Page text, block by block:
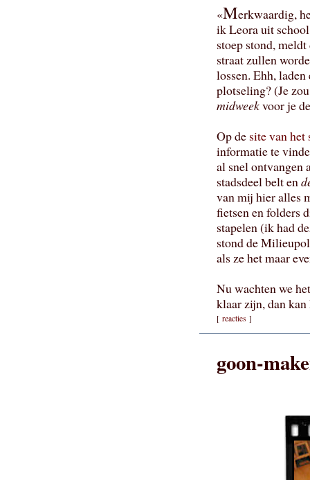
«Merkwaardig,
ik Leora uit
stoep stond,
straat zullen
lossen. Ehh,
plotseling? (Je
midweekvoor je
Op de site van het
informatie te
al snel ontvangen
stadsdeel belt en
van mij hier alles
fietsen en folders
stapelen (ik had
stond de
als ze het maar
Nu wachten we
klaar zijn, dan
[ reacties ]
goon-